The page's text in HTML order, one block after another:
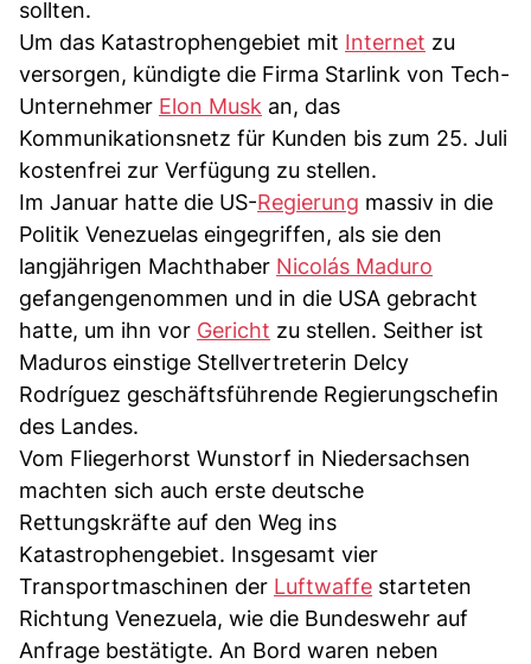
sollten.
Um das Katastrophengebiet mit Internet zu
versorgen, kündigte die Firma Starlink von Tech-
Unternehmer Elon Musk an, das
Kommunikationsnetz für Kunden bis zum 25. Juli
kostenfrei zur Verfügung zu stellen.
Im Januar hatte die US-Regierung massiv in die
Politik Venezuelas eingegriffen, als sie den
langjährigen Machthaber Nicolás Maduro
gefangengenommen und in die USA gebracht
hatte, um ihn vor Gericht zu stellen. Seither ist
Maduros einstige Stellvertreterin Delcy
Rodríguez geschäftsführende Regierungschefin
des Landes.
Vom Fliegerhorst Wunstorf in Niedersachsen
machten sich auch erste deutsche
Rettungskräfte auf den Weg ins
Katastrophengebiet. Insgesamt vier
Transportmaschinen der Luftwaffe starteten
Richtung Venezuela, wie die Bundeswehr auf
Anfrage bestätigte. An Bord waren neben